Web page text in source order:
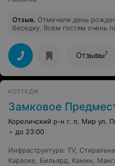
Отзыв. Отмечали день
беседку. Всем гостям очень
территория. Нет поблизости
когда отдыхаешь с детьми.
машине по дороге домой. В
розетки, мы включали
Рекомендую к посещению!
Отзывы7
КОТТЕДЖ
Замковое
Кореличский р-н г. п. Мир ул.
до 23:00
Инфраструктура: TV,
Караоке, Бильярд, Камин,